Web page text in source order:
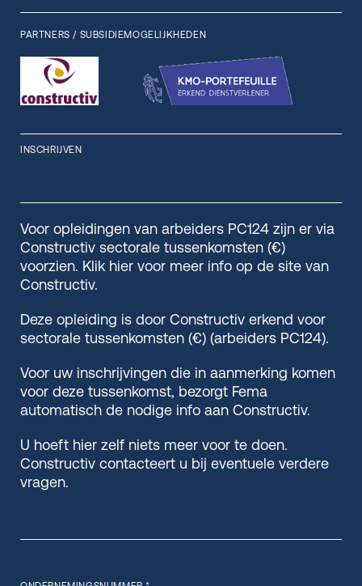
PARTNERS / SUBSIDIEMOGELIJKHEDEN
INSCHRIJVEN
Voor opleidingen van arbeiders PC124 zijn er via
Constructiv sectorale tussenkomsten (€)
voorzien. Klik hier voor meer info op de site van
Constructiv.
Deze opleiding is door Constructiv erkend voor
sectorale tussenkomsten (€) (arbeiders PC124).
Voor uw inschrijvingen die in aanmerking komen
voor deze tussenkomst, bezorgt Fema
automatisch de nodige info aan Constructiv.
U hoeft hier zelf niets meer voor te doen.
Constructiv contacteert u bij eventuele verdere
vragen.